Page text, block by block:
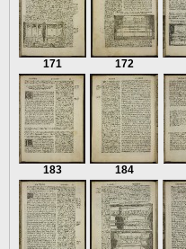
171 172
183 184